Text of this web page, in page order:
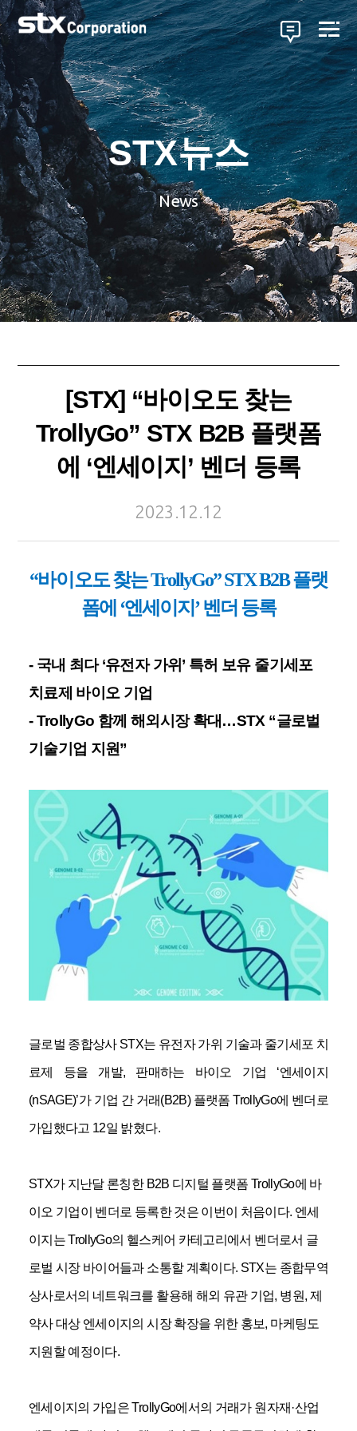
STX뉴스
News
[STX] “바이오도 찾는
TrollyGo” STX B2B 플랫폼
에 ‘엔세이지’ 벤더 등록
2023.12.12
“바이 오도 찾는TrollyGo” STX B2B플랫
폼에 ‘엔세이지 ’벤더 등록
- 국내 최다‘유전자 가위’ 특허 보유 줄기세포
치료제 바이오 기업
- TrollyGo 함께 해외시장 확대 …STX “글로벌
기술기업 지원”
글로벌 종합상사 STX는 유전자 가위 기술과 줄기세포 치
료제 등을 개발, 판매하는 바이오 기업 ‘엔세이지
(nSAGE)’가 기업 간 거래(B2B) 플랫폼TrollyGo에 벤더로
가입했다고 12일 밝혔다.
STX가 지난달 론칭한 B2B 디지털 플랫폼 TrollyGo에 바
이오 기업이 벤더로 등록한 것은 이번이 처음이다. 엔세
이지는TrollyGo의 헬스케어 카테고리에서 벤더로서 글
로벌 시장 바이어들과 소통할 계획이다. STX는 종합무역
상사로서의 네트워크를 활용해 해외 유관 기업, 병원, 제
약사 대상 엔세이지의 시장 확장을 위한 홍보, 마케팅도
지원할 예정이다.
엔세이지의 가입은TrollyGo에서의 거래가 원자재·산업